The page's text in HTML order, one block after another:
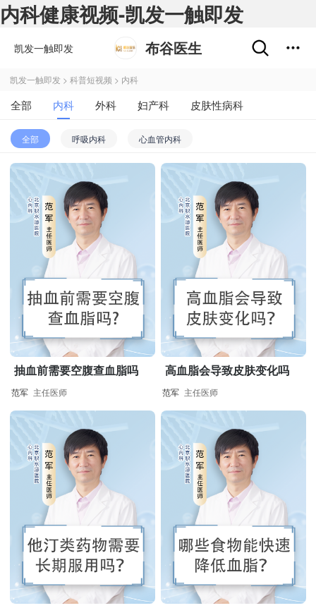
内科健康视频-凯发一触即发
凯发一触即发 布谷医生
凯发一触即发 > 科普短视频 > 内科
全部 内科 外科 妇产科 皮肤性病科
全部 呼吸内科 心血管内科
抽血前需要空腹查血脂吗
范军 主任医师
高血脂会导致皮肤变化吗
范军 主任医师